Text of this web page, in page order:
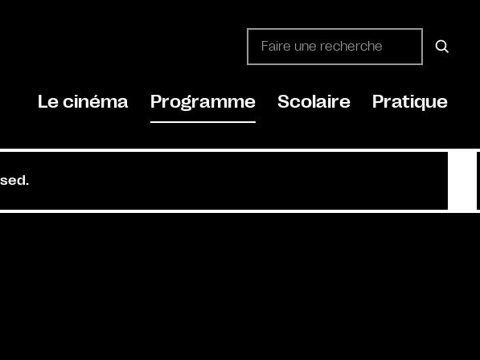
Le cinéma Programme Scolaire Pratique